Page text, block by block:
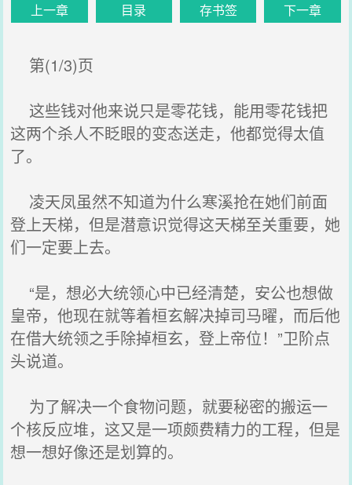
上一章 目录 存书签 下一章
第(1/3)页
这些钱对他来说只是零花钱，能用零花钱把
这两个杀人不眨眼的变态送走，他都觉得太值
了。
凌天凤虽然不知道为什么寒溪抢在她们前面
登上天梯，但是潜意识觉得这天梯至关重要，她
们一定要上去。
“是，想必大统领心中已经清楚，安公也想做
皇帝，他现在就等着桓玄解决掉司马曜，而后他
在借大统领之手除掉桓玄，登上帝位！”卫阶点
头说道。
为了解决一个食物问题，就要秘密的搬运一
个核反应堆，这又是一项颇费精力的工程，但是
想一想好像还是划算的。